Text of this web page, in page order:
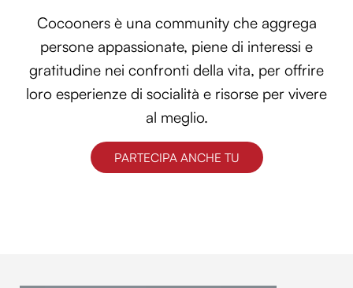
Cocooners è una community che aggrega
persone appassionate, piene di interessi e
gratitudine nei confronti della vita, per offrire
loro esperienze di socialità e risorse per vivere
al meglio.
PARTECIPA ANCHE TU